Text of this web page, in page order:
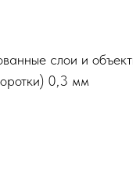
слои и
0,3 мм